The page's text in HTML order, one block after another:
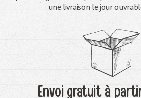
une livraison le jour
Envoi gratuità